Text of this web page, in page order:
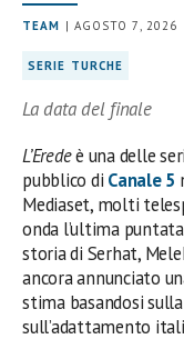
TEAM | AGOSTO 7, 2026
SERIE TURCHE
La data del finale
L’Eredeè una delle
pubblico di Canale 5
Mediaset, molti
onda l’ultima
storia di Serhat,
ancora annunciato
stima basandosi
sull’adattamento